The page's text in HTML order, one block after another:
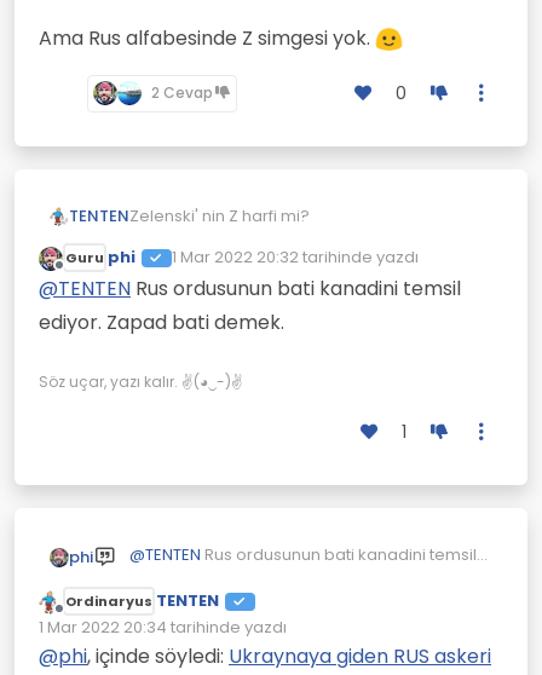
Ama Rus alfabesinde Z simgesi yok.
2 Cevap 0
TENTEN Zelenski' nin Z harfi mi?
Ama Rus alfabesinde Z simgesi yok.
Çevrimdışı
Guru phi 1 Mar 2022 20:32tarihinde yazdı
Son düzenleyen:
@TENTEN Rus ordusunun bati kanadini temsil
ediyor. Zapad bati demek.
Söz uçar, yazı kalır. ✌(◕‿-)✌
1
phi @TENTEN Rus ordusunun bati kanadini temsil
Çevrimdışı
Ordinaryus TENTEN
1 Mar 2022 20:34 tarihinde yazdı
Son düzenleyen:
@phi, içinde söyledi: Ukraynaya giden RUS askeri